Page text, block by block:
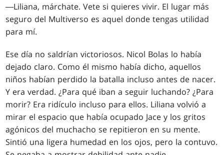
―Liliana, márchate. Vete si quieres vivir. El lugar más
seguro del Multiverso es aquel donde tengas utilidad
para mí.
Ese día no saldrían victoriosos. Nicol Bolas lo había
dejado claro. Como él mismo había dicho, aquellos
niños habían perdido la batalla incluso antes de nacer.
Y era verdad. ¿Para qué iban a seguir luchando? ¿Para
morir? Era ridículo incluso para ellos. Liliana volvió a
mirar el espacio que había ocupado Jace y los gritos
agónicos del muchacho se repitieron en su mente.
Sintió una ligera humedad en los ojos, pero la contuvo.